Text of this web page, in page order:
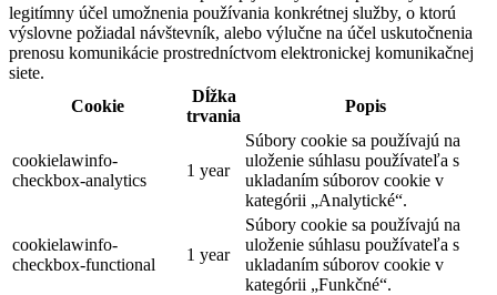
legitímny účel umožnenia používania konkrétnej služby, o ktorú
výslovne požiadal návštevník, alebo výlučne na účel uskutočnenia
prenosu komunikácie prostredníctvom elektronickej komunikačnej
siete.
Cookie
Dĺžka
trvania
Popis
cookielawinfo-
checkbox-analytics
1 year
Súbory cookie sa používajú na
uloženie súhlasu používateľa s
ukladaním súborov cookie v
kategórii „Analytické“.
cookielawinfo-
checkbox-functional
1 year
Súbory cookie sa používajú na
uloženie súhlasu používateľa s
ukladaním súborov cookie v
kategórii „Funkčné“.